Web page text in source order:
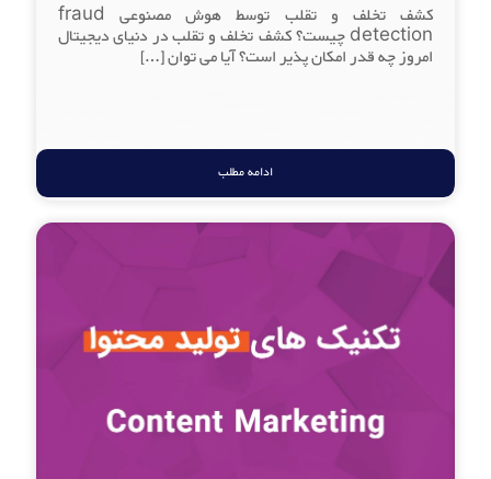
کشف تخلف و تقلب توسط هوش مصنوعی fraud
detection چیست؟ کشف تخلف و تقلب در دنیای دیجیتال
امروز چه قدر امکان پذیر است؟ آیا می توان[…]
ادامه مطلب